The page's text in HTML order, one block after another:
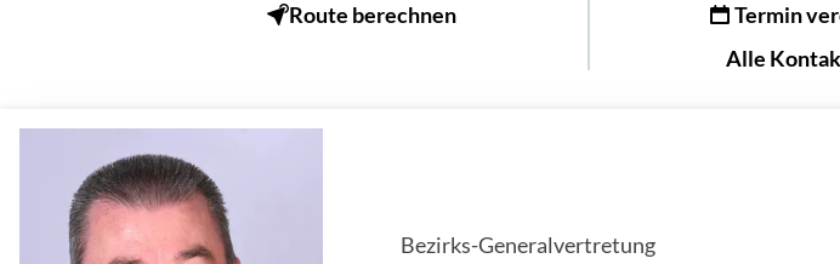
Route berechnen
Termin
Alle
Bezirks-Generalvertretung